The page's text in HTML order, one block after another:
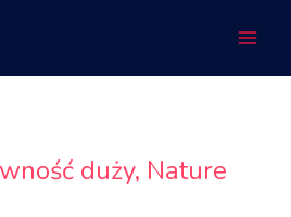
duży, Nature